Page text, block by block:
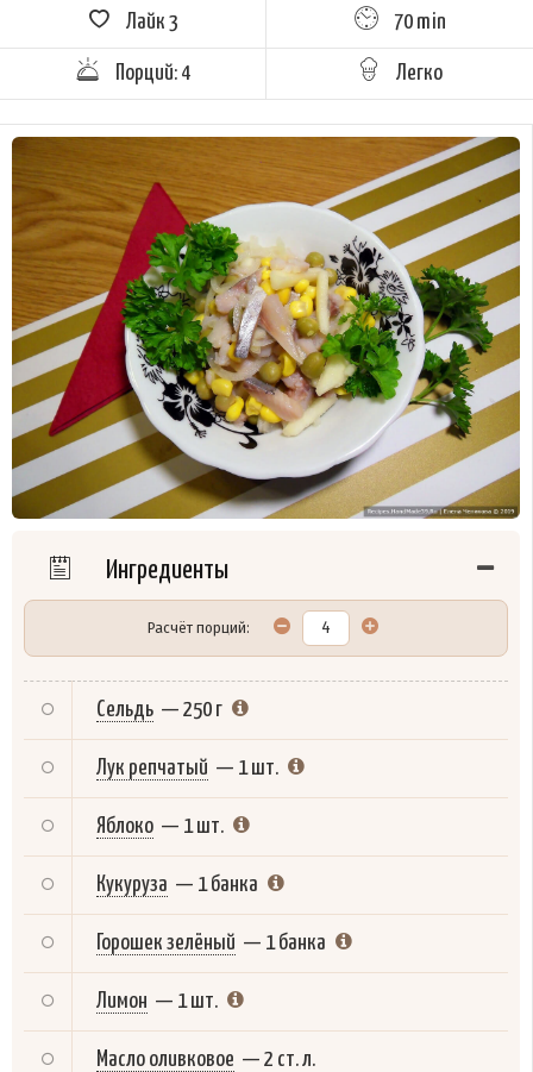
Лайк 3 70 min
Порций: 4 Легко
Ингредиенты
Расчёт порций:
Сельдь — 250 г
Лук репчатый — 1 шт.
Яблоко — 1 шт.
Кукуруза — 1 банка
Горошек зелёный — 1 банка
Лимон — 1 шт.
Масло оливковое — 2 ст. л.